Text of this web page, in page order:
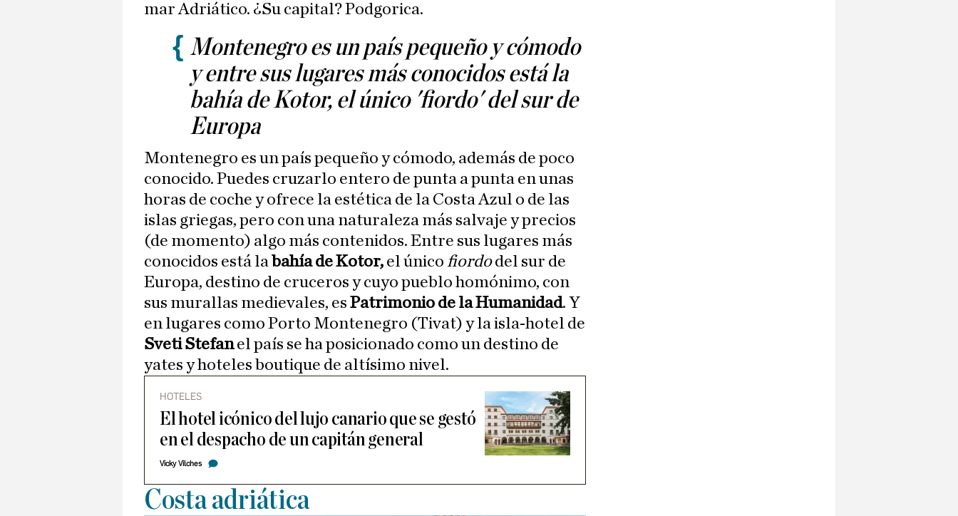
mar Adriático. ¿Su capital? Podgorica.
Montenegro es un país pequeño y cómodo
y entre sus lugares más conocidos está la
bahía de Kotor, el único 'fiordo' del sur de
Europa
Montenegro es un país pequeño y cómodo, además de poco
conocido. Puedes cruzarlo entero de punta a punta en unas
horas de coche y ofrece la estética de la Costa Azul o de las
islas griegas, pero con una naturaleza más salvaje y precios
(de momento) algo más contenidos. Entre sus lugares más
conocidos está labahía de Kotor, el único fiordodel sur de
Europa, destino de cruceros y cuyo pueblo homónimo, con
sus murallas medievales, es Patrimonio de la Humanidad. Y
en lugares como Porto Montenegro (Tivat) y la isla-hotel de
Sveti Stefanel país se ha posicionado como un destino de
yates y hoteles boutique de altísimo nivel.
HOTELES
El hotel icónico del lujo canario que se gestó
en el despacho de un capitán general
Vicky Vilches
Costa adriática